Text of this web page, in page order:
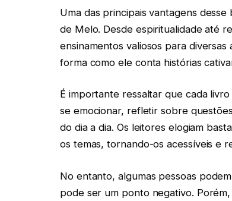
Uma das principais vantagens
de Melo. Desde espiritualidade até
ensinamentos valiosos para
forma como ele conta histórias
É importante ressaltar que cada
se emocionar, refletir sobre
do dia a dia. Os leitores elogiam
os temas, tornando-os acessíveis e
No entanto, algumas pessoas
pode ser um ponto negativo.